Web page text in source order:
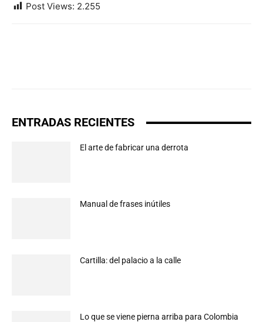
Post Views: 2.255
ENTRADAS RECIENTES
El arte de fabricar una derrota
Manual de frases inútiles
Cartilla: del palacio a la calle
Lo que se viene pierna arriba para Colombia